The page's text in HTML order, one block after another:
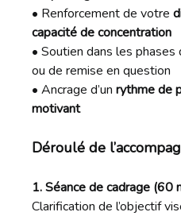
• Renforcement de votre
capacité de concentration
• Soutien dans les
ou de remise en question
• Ancrage d’un rythme de
motivant
Déroulé de
1. Séance de cadrage (60
Clarification de l’objectif